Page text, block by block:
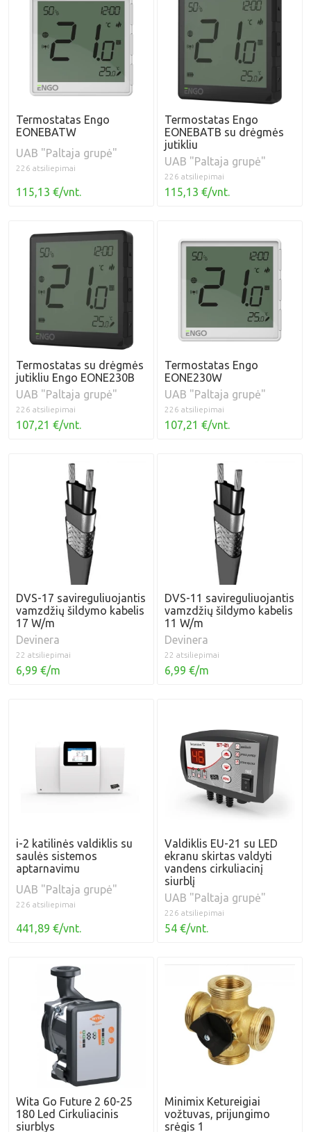
Termostatas Engo
EONEBATW
UAB "Paltaja grupė"
226 atsiliepimai
115,13 €/vnt.
Termostatas Engo
EONEBATB su drėgmės
jutikliu
UAB "Paltaja grupė"
226 atsiliepimai
115,13 €/vnt.
Termostatas su drėgmės
jutikliu Engo EONE230B
UAB "Paltaja grupė"
226 atsiliepimai
107,21 €/vnt.
Termostatas Engo
EONE230W
UAB "Paltaja grupė"
226 atsiliepimai
107,21 €/vnt.
DVS-17 savireguliuojantis
vamzdžių šildymo kabelis
17 W/m
Devinera
22 atsiliepimai
6,99 €/m
DVS-11 savireguliuojantis
vamzdžių šildymo kabelis
11 W/m
Devinera
22 atsiliepimai
6,99 €/m
i-2 katilinės valdiklis su
saulės sistemos
aptarnavimu
UAB "Paltaja grupė"
226 atsiliepimai
441,89 €/vnt.
Valdiklis EU-21 su LED
ekranu skirtas valdyti
vandens cirkuliacinį
siurblį
UAB "Paltaja grupė"
226 atsiliepimai
54 €/vnt.
Wita Go Future 2 60-25
180 Led Cirkuliacinis
siurblys
Minimix Ketureigiai
vožtuvas, prijungimo
srėgis 1